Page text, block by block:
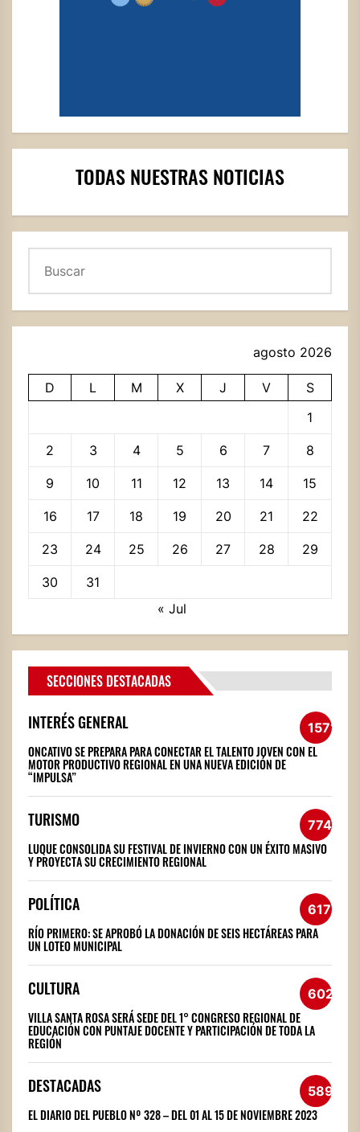
TODAS NUESTRAS NOTICIAS
agosto 2026
D L M X J V
S
1
2 3 4 5 6 7 8
9 10 11 12 13 14 15
16 17 18 19 20 21 22
23 24 25 26 27 28 29
30
31
« Jul
SECCIONES DESTACADAS
INTERÉS GENERAL 1571
ONCATIVO SE PREPARA PARA CONECTAR EL TALENTO JOVEN CON EL
MOTOR PRODUCTIVO REGIONAL EN UNA NUEVA EDICIÓN DE
“IMPULSA”
TURISMO 774
LUQUE CONSOLIDA SU FESTIVAL DE INVIERNO CON UN ÉXITO MASIVO
Y PROYECTA SU CRECIMIENTO REGIONAL
POLÍTICA 617
RÍO PRIMERO: SE APROBÓ LA DONACIÓN DE SEIS HECTÁREAS PARA
UN LOTEO MUNICIPAL
CULTURA 602
VILLA SANTA ROSA SERÁ SEDE DEL 1° CONGRESO REGIONAL DE
EDUCACIÓN CON PUNTAJE DOCENTE Y PARTICIPACIÓN DE TODA LA
REGIÓN
DESTACADAS 589
EL DIARIO DEL PUEBLO Nº 328 – DEL 01 AL 15 DE NOVIEMBRE 2023